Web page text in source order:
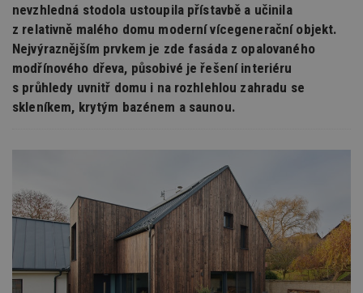
nevzhledná stodola ustoupila přístavbě a učinila
z relativně malého domu moderní vícegenerační objekt.
Nejvýraznějším prvkem je zde fasáda z opalovaného
modřínového dřeva, působivé je řešení interiéru
s průhledy uvnitř domu i na rozhlehlou zahradu se
skleníkem, krytým bazénem a saunou.